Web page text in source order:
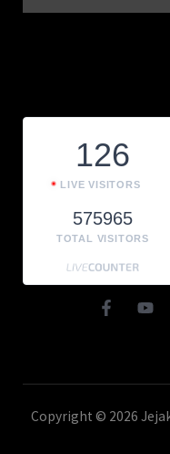
126
LIVE VISITORS
575965
TOTAL VISITORS
Copyright © 2026